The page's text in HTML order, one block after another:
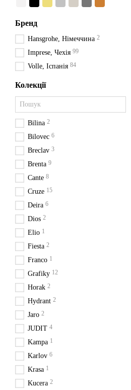
Бренд
Hansgrohe, Німеччина 2
Imprese, Чехія 99
Volle, Іспанія 84
Колекції
Bilina 2
Bilovec 6
Breclav 3
Brenta 9
Cante 8
Cruze 15
Deira 6
Dios 2
Elio 1
Fiesta 2
Franco 1
Grafiky 12
Horak 2
Hydrant 2
Jaro 2
JUDIT 4
Kampa 1
Karlov 6
Krasa 1
Kucera 2